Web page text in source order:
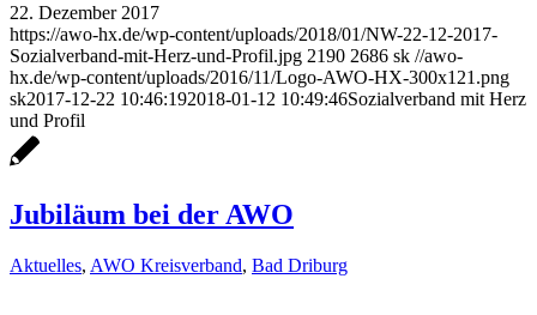
22. Dezember 2017
https://awo-hx.de/wp-content/uploads/2018/01/NW-22-12-2017-
Sozialverband-mit-Herz-und-Profil.jpg 2190 2686 sk //awo-
hx.de/wp-content/uploads/2016/11/Logo-AWO-HX-300x121.png
sk2017-12-22 10:46:192018-01-12 10:49:46Sozialverband mit Herz
und Profil
Jubiläum bei der AWO
Aktuelles, AWO Kreisverband, Bad Driburg